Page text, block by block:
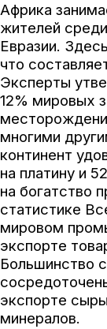
Африка
жителей
Евразии.
что
Эксперты
12% мировых
многими
континент
на платину и
на богатство
статистике
мировом
экспорте
Большинство
экспорте
минералов.